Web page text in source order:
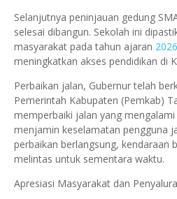
Selanjutnya peninjauan gedung
selesai dibangun. Sekolah ini
masyarakat pada tahun ajaran
meningkatkan akses pendidikan di
Perbaikan jalan, Gubernur telah
Pemerintah Kabupaten (Pemkab)
memperbaiki jalan yang
menjamin keselamatan pengguna
perbaikan berlangsung, kendaraan
melintas untuk sementara waktu.
​Apresiasi Masyarakat dan